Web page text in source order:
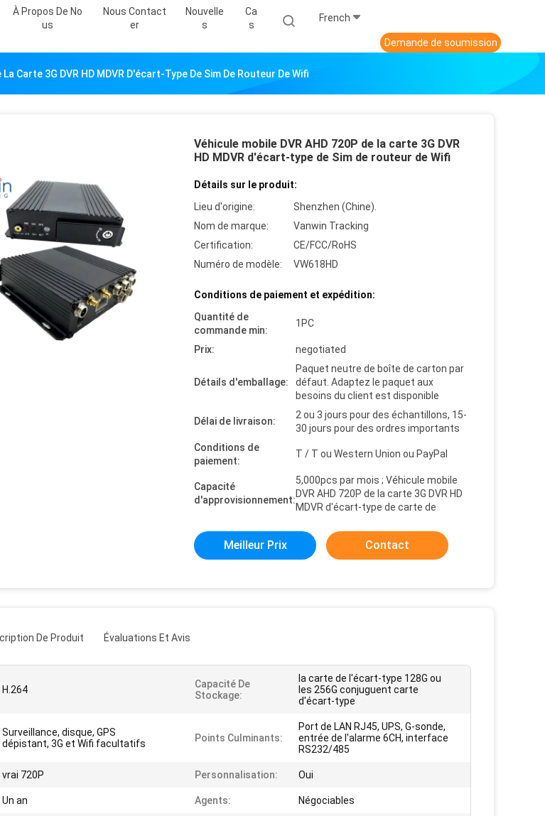
À Propos De No
Us
Nous Contact
Er
Nouvelle
S
Ca
S
French
Demande de soumission
Carte 3G DVR HD MDVR D'écart-Type De Sim De Routeur De Wifi
Véhicule mobile DVR AHD 720P de la carte 3G DVR
HD MDVR d'écart-type de Sim de routeur de Wifi
Détails sur le produit:
Lieu d'origine:
Shenzhen (Chine).
Nom de marque:
Vanwin Tracking
Certification:
CE/FCC/RoHS
Numéro de modèle:
VW618HD
Conditions de paiement et expédition:
Quantité de
commande min:
1PC
Prix: negotiated
Détails d'emballage:
Paquet neutre de boîte de carton par
défaut. Adaptez le paquet aux
besoins du client est disponible
Délai de livraison:
2 ou 3 jours pour des échantillons, 15-
30 jours pour des ordres importants
Conditions de
paiement:
T / T ou Western Union ou PayPal
Capacité
d'approvisionnement:
5,000pcs par mois ; Véhicule mobile
DVR AHD 720P de la carte 3G DVR HD
MDVR d'écart-type de carte de
Meilleur Prix Contact
De Produit Évaluations Et Avis
H.264
Capacité De
Stockage:
la carte de l'écart-type 128G ou
les 256G conjuguent carte
d'écart-type
Surveillance, disque, GPS
dépistant, 3G et Wifi facultatifs
Points Culminants:
Port de LAN RJ45, UPS, G-sonde,
entrée de l'alarme 6CH, interface
RS232/485
vrai 720P Personnalisation: Oui
Un an Agents: Négociables